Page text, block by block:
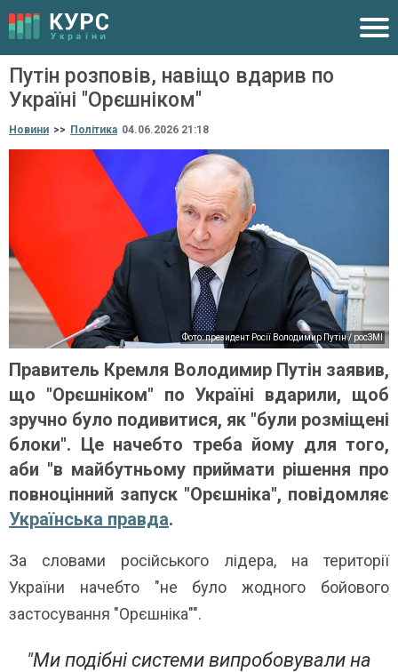
Путін розповів, навіщо вдарив по
Україні "Орєшніком"
Новини >> Політика 04.06.2026 21:18
Фото: президент Росії Володимир Путін / росЗМІ
Правитель Кремля Володимир Путін заявив,
що "Орєшніком" по Україні вдарили, щоб
зручно було подивитися, як "були розміщені
блоки". Це начебто треба йому для того,
аби "в майбутньому приймати рішення про
повноцінний запуск "Орєшніка", повідомляє
Українська правда.
За словами російського лідера, на території
України начебто "не було жодного бойового
застосування "Орєшніка"".
"Ми подібні системи випробовували на